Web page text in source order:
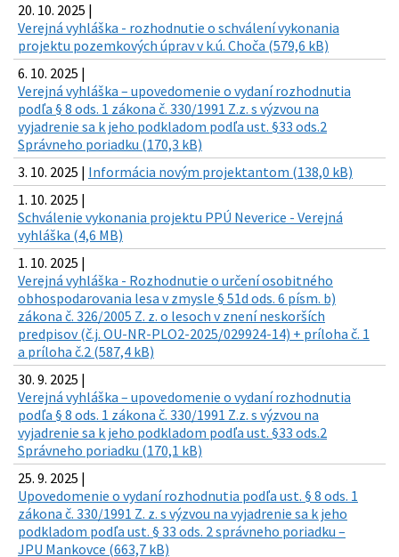
20. 10. 2025 |
Verejná vyhláška - rozhodnutie o schválení vykonania
projektu pozemkových úprav v k.ú. Choča (579,6 kB)
6. 10. 2025 |
Verejná vyhláška – upovedomenie o vydaní rozhodnutia
podľa § 8 ods. 1 zákona č. 330/1991 Z.z. s výzvou na
vyjadrenie sa k jeho podkladom podľa ust. §33 ods.2
Správneho poriadku (170,3 kB)
3. 10. 2025 | Informácia novým projektantom (138,0 kB)
1. 10. 2025 |
Schválenie vykonania projektu PPÚ Neverice - Verejná
vyhláška (4,6 MB)
1. 10. 2025 |
Verejná vyhláška - Rozhodnutie o určení osobitného
obhospodarovania lesa v zmysle § 51d ods. 6 písm. b)
zákona č. 326/2005 Z. z. o lesoch v znení neskorších
predpisov (č.j. OU-NR-PLO2-2025/029924-14) + príloha č. 1
a príloha č.2 (587,4 kB)
30. 9. 2025 |
Verejná vyhláška – upovedomenie o vydaní rozhodnutia
podľa § 8 ods. 1 zákona č. 330/1991 Z.z. s výzvou na
vyjadrenie sa k jeho podkladom podľa ust. §33 ods.2
Správneho poriadku (170,1 kB)
25. 9. 2025 |
Upovedomenie o vydaní rozhodnutia podľa ust. § 8 ods. 1
zákona č. 330/1991 Z. z. s výzvou na vyjadrenie sa k jeho
podkladom podľa ust. § 33 ods. 2 správneho poriadku –
JPU Mankovce (663,7 kB)